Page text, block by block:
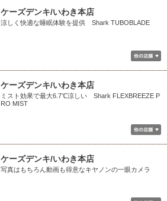
ケーズデンキ/いわき本店
涼しく快適な睡眠体験を提供 Shark TUBOBLADE
ケーズデンキ/いわき本店
ミスト効果で最大6.7℃涼しい Shark FLEXBREEZE P
RO MIST
ケーズデンキ/いわき本店
写真はもちろん動画も得意なキヤノンの一眼カメラ